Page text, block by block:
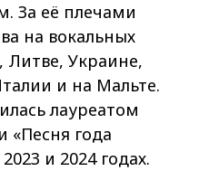
За её плечами
на вокальных
Литве, Украине,
и на Мальте.
лауреатом
«Песня года
и 2024 годах.